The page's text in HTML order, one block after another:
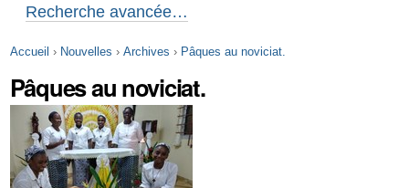
Recherche avancée…
Accueil › Nouvelles › Archives › Pâques au noviciat.
Pâques au noviciat.